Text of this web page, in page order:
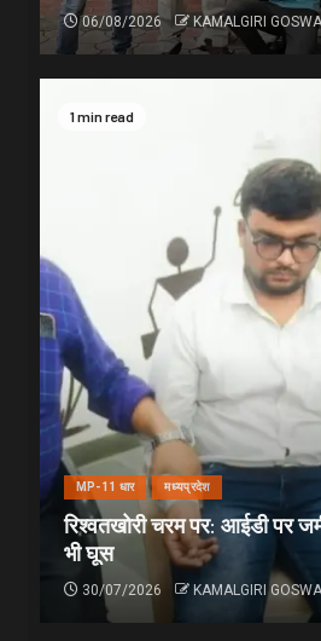
06/08/2026 KAMALGIRI
1 min read
MP-11 धार मध्यप्रदेश
रिश्वतखोरी चरम पर: आईडी पर
भी घूस
30/07/2026 KAMALGIRI